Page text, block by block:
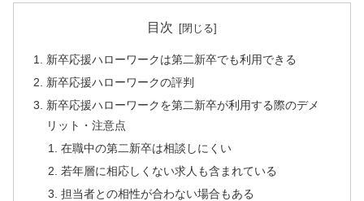
目次
新卒応援ハローワークは第二新卒でも利用できる
新卒応援ハローワークの評判
新卒応援ハローワークを第二新卒が利用する際のデメ
リット・注意点
在職中の第二新卒は相談しにくい
若年層に相応しくない求人も含まれている
担当者との相性が合わない場合もある